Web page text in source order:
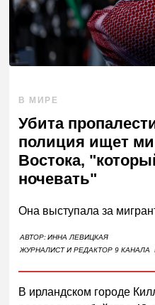
В МИРЕ
Убита
полиция ищет
Востока,
ночевать"
Она выступала за
АВТОР:ИННА ЛЕВИЦКАЯ
ЖУРНАЛИСТ И РЕДАКТОР 9 КАНАЛА
В ирландском городе